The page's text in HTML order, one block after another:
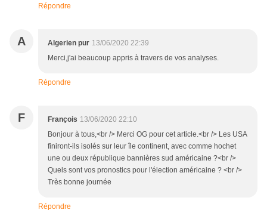
Répondre
A Algerien pur 13/06/2020 22:39
Merci,j'ai beaucoup appris à travers de vos analyses.
Répondre
F François 13/06/2020 22:10
Bonjour à tous,<br /> Merci OG pour cet article.<br /> Les USA
finiront-ils isolés sur leur île continent, avec comme hochet
une ou deux république bannières sud américaine ?<br />
Quels sont vos pronostics pour l'élection américaine ? <br />
Très bonne journée
Répondre